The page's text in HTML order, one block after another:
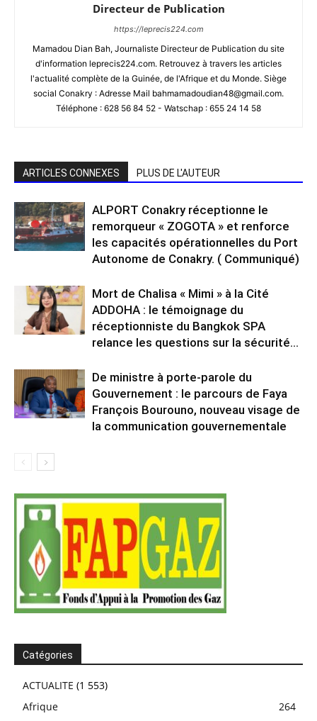
Directeur de Publication
https://leprecis224.com
Mamadou Dian Bah, Journaliste Directeur de Publication du site
d'information leprecis224.com. Retrouvez à travers les articles
l'actualité complète de la Guinée, de l'Afrique et du Monde. Siège
social Conakry : Adresse Mail bahmamadoudian48@gmail.com.
Téléphone : 628 56 84 52 - Watschap : 655 24 14 58
ARTICLES CONNEXES PLUS DE L'AUTEUR
ALPORT Conakry réceptionne le
remorqueur « ZOGOTA » et renforce
les capacités opérationnelles du Port
Autonome de Conakry. ( Communiqué)
Mort de Chalisa « Mimi » à la Cité
ADDOHA : le témoignage du
réceptionniste du Bangkok SPA
relance les questions sur la sécurité...
De ministre à porte-parole du
Gouvernement : le parcours de Faya
François Bourouno, nouveau visage de
la communication gouvernementale
Catégories
ACTUALITE (1 553)
Afrique
264